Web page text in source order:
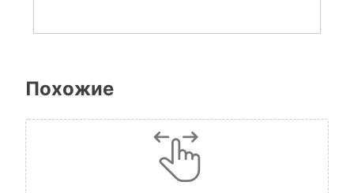
Похожие